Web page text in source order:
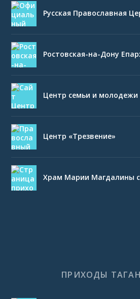
Русская Православная
Ростовская-на-Дону
Центр семьи и молодежи
Центр «Трезвение»
Храм Марии Магдалины
ПРИХОДЫ